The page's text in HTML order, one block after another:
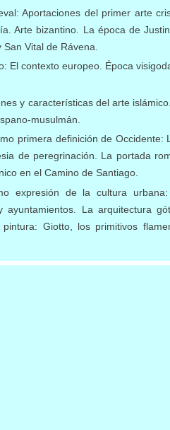
Aportaciones del primer arte
Arte bizantino. La época de
Vital de Rávena.
El contexto europeo. Época
y características del arte
musulmán.
primera definición de Occidente:
de peregrinación. La portada
en el Camino de Santiago.
expresión de la cultura
ayuntamientos. La arquitectura
Giotto, los primitivos